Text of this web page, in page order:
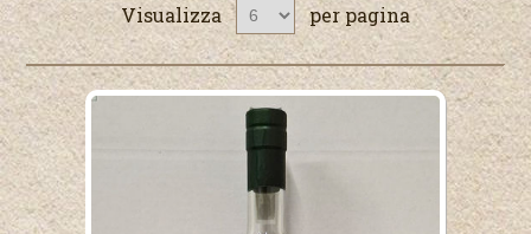
Visualizza
per pagina